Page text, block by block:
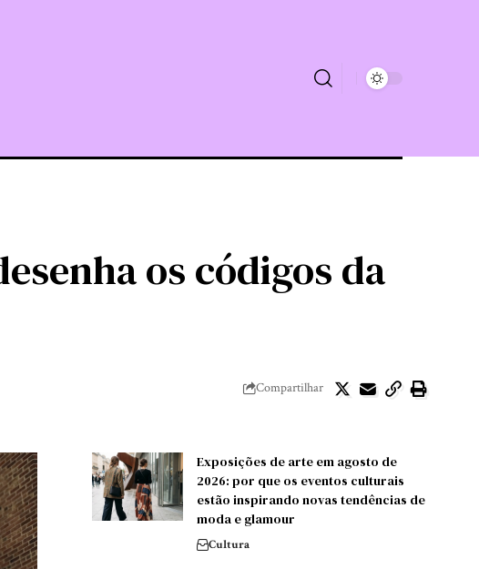
os códigos da
Compartilhar
Exposições de arte em agosto de
2026: por que os eventos culturais
estão inspirando novas tendências de
moda e glamour
Cultura